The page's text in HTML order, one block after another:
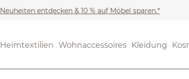
Neuheiten entdecken & 10 % auf Möbel sparen.*
Heimtextilien Wohnaccessoires Kleidung
Noch keine Bewertungen